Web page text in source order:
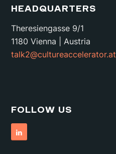
HEADQUARTERS
Theresiengasse 9/1
1180 Vienna | Austria
talk2@cultureaccelerator.at
FOLLOW US